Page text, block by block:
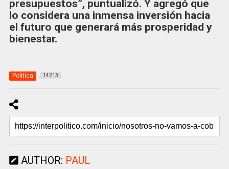
presupuestos”, puntualizó. Y agregó que
lo considera una inmensa inversión hacia
el futuro que generará más prosperidad y
bienestar.
Politica 14213
AUTHOR: PAUL